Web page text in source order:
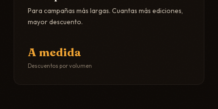
Para campañas más largas. Cuantas más ediciones,
mayor descuento.
A medida
Descuentos por volumen